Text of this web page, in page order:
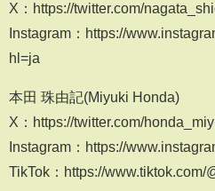
X：https://twitter.com/
Instagram：https://
hl=ja
本田 珠由記(Miyuki Honda)
X：https://twitter.com/
Instagram：https://
TikTok：https://www.tiktok.com/